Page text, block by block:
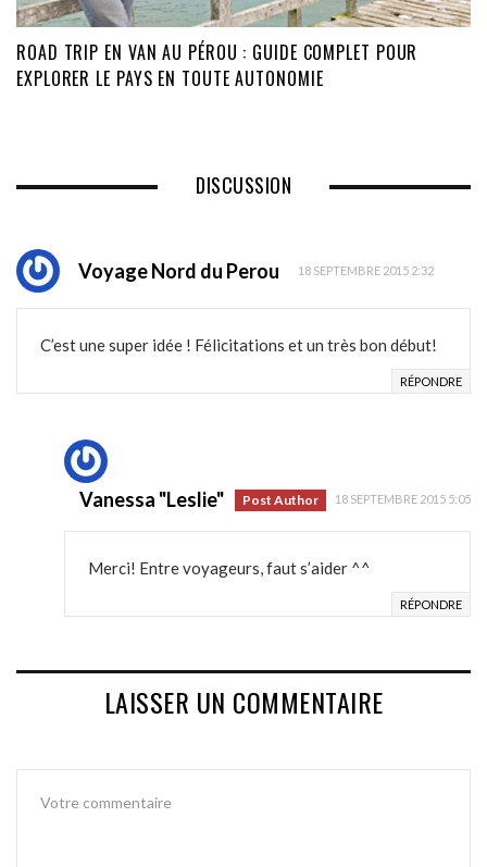
ROAD TRIP EN VAN AU PÉROU : GUIDE COMPLET POUR
EXPLORER LE PAYS EN TOUTE AUTONOMIE
DISCUSSION
Voyage Nord du Perou 18 SEPTEMBRE 2015 2:32
C’est une super idée ! Félicitations et un très bon début!
RÉPONDRE
Vanessa "Leslie" Post Author 18 SEPTEMBRE 2015 5:05
Merci! Entre voyageurs, faut s’aider ^^
RÉPONDRE
LAISSER UN COMMENTAIRE